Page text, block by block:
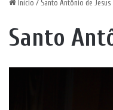
Início / Santo Antônio de Jesus
Santo